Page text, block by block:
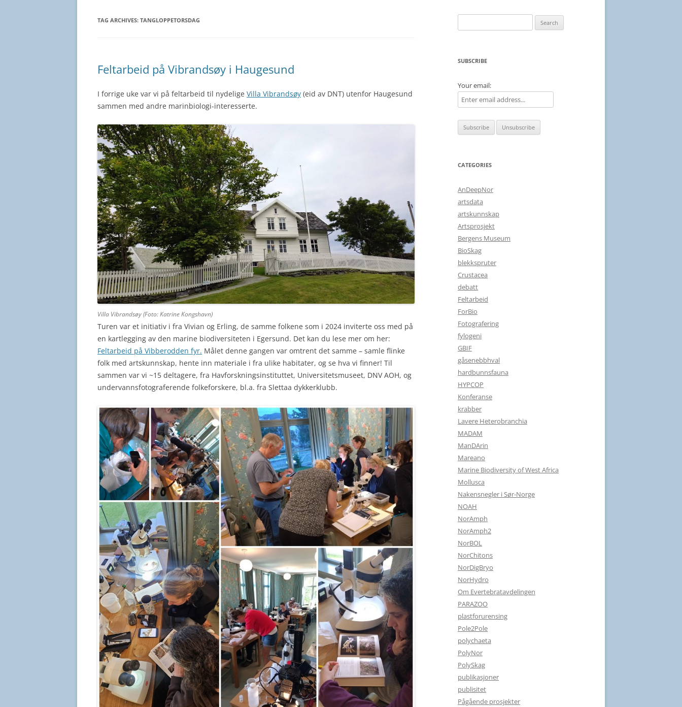
TAG ARCHIVES: TANGLOPPETORSDAG
Feltarbeid på Vibrandsøy i Haugesund
I forrige uke var vi på feltarbeid til nydelige Villa Vibrandsøy (eid av DNT) utenfor Haugesund
sammen med andre marinbiologi-interesserte.
Villa Vibrandsøy (Foto: Katrine Kongshavn)
Turen var et initiativ i fra Vivian og Erling, de samme folkene som i 2024 inviterte oss med på
en kartlegging av den marine biodiversiteten i Egersund. Det kan du lese mer om her:
Feltarbeid på Vibberodden fyr. Målet denne gangen var omtrent det samme – samle flinke
folk med artskunnskap, hente inn materiale i fra ulike habitater, og se hva vi finner! Til
sammen var vi ~15 deltagere, fra Havforskningsinstituttet, Universitetsmuseet, DNV AOH, og
undervannsfotograferende folkeforskere, bl.a. fra Slettaa dykkerklubb.
for:
SUBSCRIBE
Your email:
CATEGORIES
AnDeepNor
artsdata
artskunnskap
Artsprosjekt
Bergens Museum
BioSkag
blekkspruter
Crustacea
debatt
Feltarbeid
ForBio
Fotografering
fylogeni
GBIF
gåsenebbhval
hardbunnsfauna
HYPCOP
Konferanse
krabber
Lavere Heterobranchia
MADAM
ManDArin
Mareano
Marine Biodiversity of West Africa
Mollusca
Nakensnegler i Sør-Norge
NOAH
NorAmph
NorAmph2
NorBOL
NorChitons
NorDigBryo
NorHydro
Om Evertebratavdelingen
PARAZOO
plastforurensing
Pole2Pole
polychaeta
PolyNor
PolySkag
publikasjoner
publisitet
Pågående prosjekter